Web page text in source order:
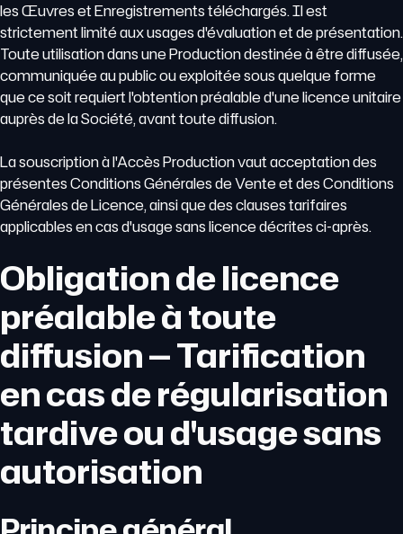
les Œuvres et Enregistrements téléchargés. Il est
strictement limité aux usages d'évaluation et de présentation.
Toute utilisation dans une Production destinée à être diffusée,
communiquée au public ou exploitée sous quelque forme
que ce soit requiert l'obtention préalable d'une licence unitaire
auprès de la Société, avant toute diffusion.
La souscription à l'Accès Production vaut acceptation des
présentes Conditions Générales de Vente et des Conditions
Générales de Licence, ainsi que des clauses tarifaires
applicables en cas d'usage sans licence décrites ci-après.
Obligation de licence
préalable à toute
diffusion — Tarification
en cas de régularisation
tardive ou d'usage sans
autorisation